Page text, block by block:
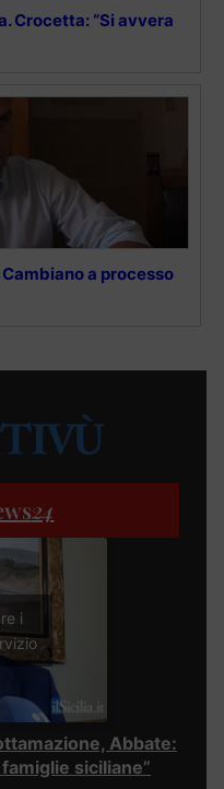
Crocetta: “Si avvera
a processo
24
i
Abbate:
siciliane”